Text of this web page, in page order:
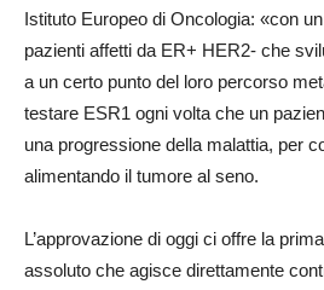
Istituto Europeo di Oncologia: «con
pazienti affetti da ER+ HER2- che
a un certo punto del loro percorso
testare ESR1 ogni volta che un
una progressione della malattia, per
alimentando il tumore al seno.
L’approvazione di oggi ci offre la
assoluto che agisce direttamente